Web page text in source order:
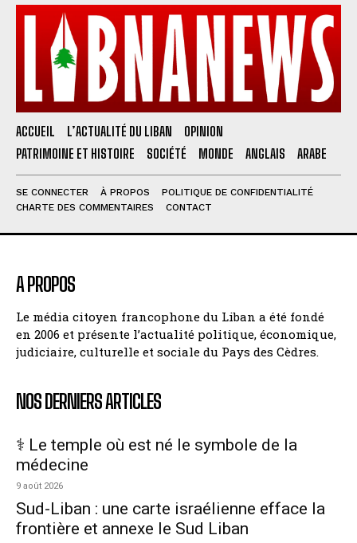
ACCUEIL L’ACTUALITÉ DU LIBAN
OPINION
PATRIMOINE ET HISTOIRE
SOCIÉTÉ MONDE ANGLAIS ARABE
SE CONNECTER À PROPOS
POLITIQUE DE CONFIDENTIALITÉ
CHARTE DES COMMENTAIRES
CONTACT
A PROPOS
Le média citoyen francophone du Liban a été fondé
en 2006 et présente l’actualité politique, économique,
judiciaire, culturelle et sociale du Pays des Cèdres.
NOS DERNIERS ARTICLES
⚕️ Le temple où est né le symbole de la
médecine
9 août 2026
Sud-Liban : une carte israélienne efface la
frontière et annexe le Sud Liban